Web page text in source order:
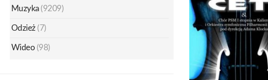
Muzyka (9209)
Odzież (7)
Wideo (98)